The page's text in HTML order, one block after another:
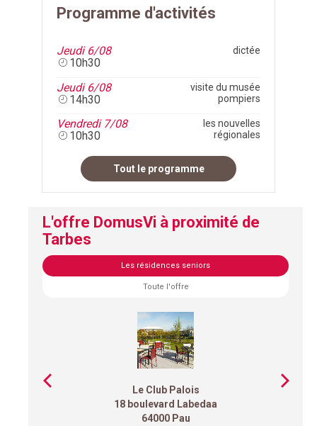
Programme d'activités
Jeudi 6/08
10h30
dictée
Jeudi 6/08
14h30
visite du musée
pompiers
Vendredi 7/08
10h30
les nouvelles
régionales
Tout le programme
L'offre DomusVi à proximité de
Tarbes
Les résidences seniors
Toute l'offre
Le Club Palois
18 boulevard Labedaa
64000 Pau